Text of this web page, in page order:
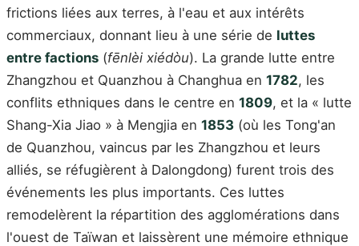
frictions liées aux terres, à l'eau et aux intérêts
commerciaux, donnant lieu à une série de luttes
entre factions (fēnlèi xiédòu). La grande lutte entre
Zhangzhou et Quanzhou à Changhua en 1782, les
conflits ethniques dans le centre en 1809, et la « lutte
Shang-Xia Jiao » à Mengjia en 1853 (où les Tong'an
de Quanzhou, vaincus par les Zhangzhou et leurs
alliés, se réfugièrent à Dalongdong) furent trois des
événements les plus importants. Ces luttes
remodelèrent la répartition des agglomérations dans
l'ouest de Taïwan et laissèrent une mémoire ethnique